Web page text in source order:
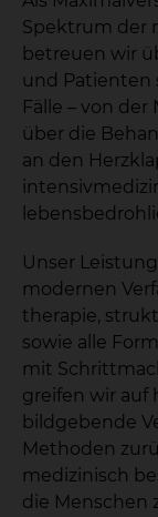
Spektrum der
betreuen wir
und Patienten
Fälle – von
über die
an den
Unser
modernen
therapie,
sowie alle
mit
greifen wir auf
bildgebende
Methoden
medizinisch
die Menschen